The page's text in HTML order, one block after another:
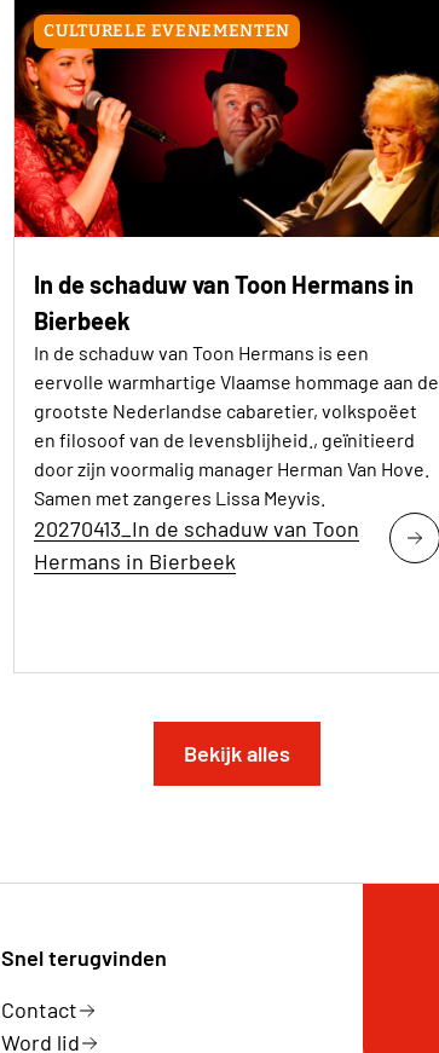
CULTURELE EVENEMENTEN
In de schaduw van Toon Hermans in
Bierbeek
In de schaduw van Toon Hermans is een
eervolle warmhartige Vlaamse hommage aan de
grootste Nederlandse cabaretier, volkspoëet
en filosoof van de levensblijheid., geïnitieerd
door zijn voormalig manager Herman Van Hove.
Samen met zangeres Lissa Meyvis.
20270413_In de schaduw van Toon
Hermans in Bierbeek
Bekijk alles
Snel terugvinden
Contact
Word lid